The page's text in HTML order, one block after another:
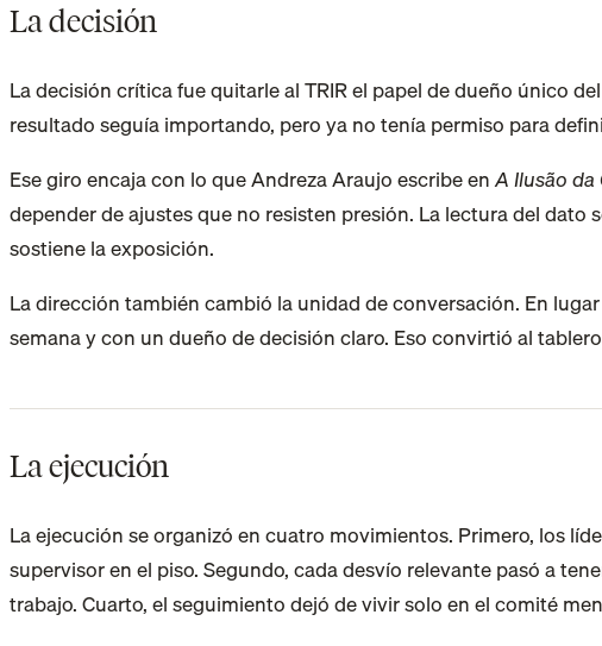
La decisión
La decisión crítica fue quitarle al TRIR el papel de dueño único
resultado seguía importando, pero ya no tenía permiso para
Ese giro encaja con lo que Andreza Araujo escribe enA Ilusão
depender de ajustes que no resisten presión. La lectura del
sostiene la exposición.
La dirección también cambió la unidad de conversación. En
semana y con un dueño de decisión claro. Eso convirtió al
La ejecución
La ejecución se organizó en cuatro movimientos. Primero, los
supervisor en el piso. Segundo, cada desvío relevante pasó a
trabajo. Cuarto, el seguimiento dejó de vivir solo en el comité